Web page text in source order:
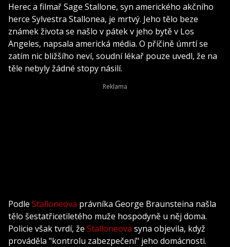
Herec a filmař Sage Stallone, syn amerického akčního
herce Sylvestra Stallonea, je mrtvý. Jeho tělo beze
známek života se našlo v pátek v jeho bytě v Los
Angeles, napsala americká média. O příčině úmrtí se
zatím nic bližšího neví, soudní lékař pouze uvedl, že na
těle nebyly žádné stopy násilí.
Podle Stalloneova právníka George Braunsteina našla
tělo šestatřicetiletého muže hospodyně u něj doma.
Policie však tvrdí, že Stalloneova syna objevila, když
prováděla "kontrolu zabezpečení" jeho domácnosti.